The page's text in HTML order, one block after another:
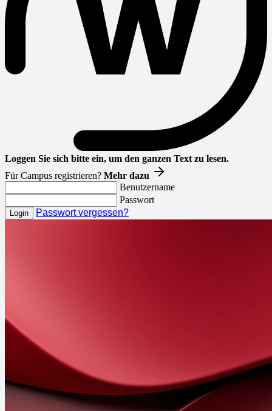
Loggen Sie sich bitte ein, um den ganzen Text zu lesen.
Für Campus registrieren? Mehr dazu
Benutzername
Passwort
Passwort vergessen?